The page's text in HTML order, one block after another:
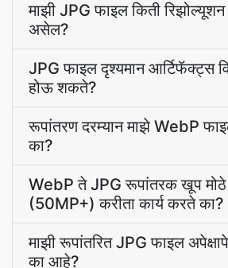
माझी JPG फाइल किती
असेल?
JPG फाइल दृश्यमान आर्टिफॅक्ट्स
होऊ शकते?
रूपांतरण दरम्यान माझे WebP
का?
WebP ते JPG रूपांतरक खूप मोठे
(50MP+) करीता कार्य करते का?
माझी रूपांतरित JPG फाइल
का आहे?